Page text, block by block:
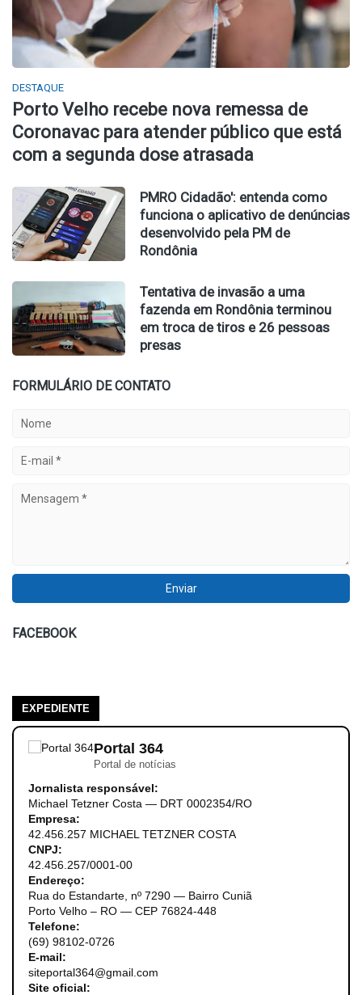
DESTAQUE
Porto Velho recebe nova remessa de
Coronavac para atender público que está
com a segunda dose atrasada
PMRO Cidadão': entenda como
funciona o aplicativo de denúncias
desenvolvido pela PM de
Rondônia
Tentativa de invasão a uma
fazenda em Rondônia terminou
em troca de tiros e 26 pessoas
presas
FORMULÁRIO DE CONTATO
FACEBOOK
EXPEDIENTE
Portal 364
Portal de notícias
Jornalista responsável:
Michael Tetzner Costa — DRT 0002354/RO
Empresa:
42.456.257 MICHAEL TETZNER COSTA
CNPJ:
42.456.257/0001-00
Endereço:
Rua do Estandarte, nº 7290 — Bairro Cuniã
Porto Velho – RO — CEP 76824-448
Telefone:
(69) 98102-0726
E-mail:
siteportal364@gmail.com
Site oficial: